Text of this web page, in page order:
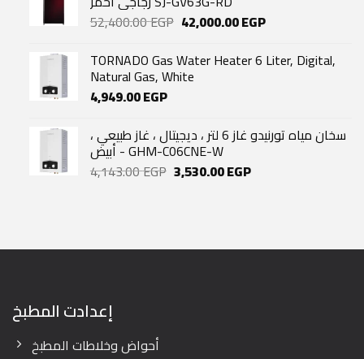
52,400.00EGP Original
was:
52,400.00 EGP.
42,000.00EGPCurrent
is:
42,000.00 EGP.
TORNADO Gas Water Heater 6 Liter, Digital,
Natural Gas, White
4,949.00EGP
سخان مياه تورنيدو غاز 6 لتر ، ديجيتال ، غاز طبيعي ،
أبيض - GHM-C06CNE-W
4,143.00EGP Original
3,530.00EGPCurrent
إعدادت المطبخ
أحواض وخلاطات المطبخ